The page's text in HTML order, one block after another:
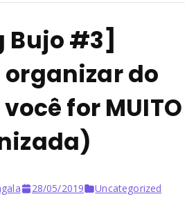
Bujo #3]
organizar do
for MUITO
28/05/2019 Uncategorized